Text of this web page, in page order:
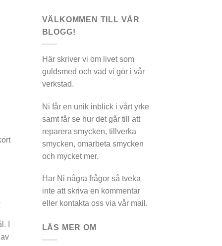
I
VÄLKOMMEN TILL VÅR
BLOGG!
Här skriver vi om livet som
guldsmed och vad vi gör i vår
verkstad.
Ni får en unik inblick i vårt yrke
samt får se hur det går till att
reparera smycken, tillverka
smycken, omarbeta smycken
och mycket mer.
Har Ni några frågor så tveka
inte att skriva en kommentar
eller kontakta oss via vår mail.
LÄS MER OM